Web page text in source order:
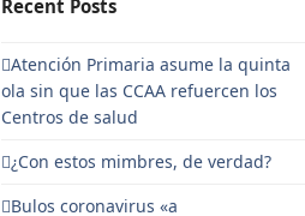
Recent Posts
Atención Primaria asume la quinta
ola sin que las CCAA refuercen los
Centros de salud
¿Con estos mimbres, de verdad?
Bulos coronavirus «a